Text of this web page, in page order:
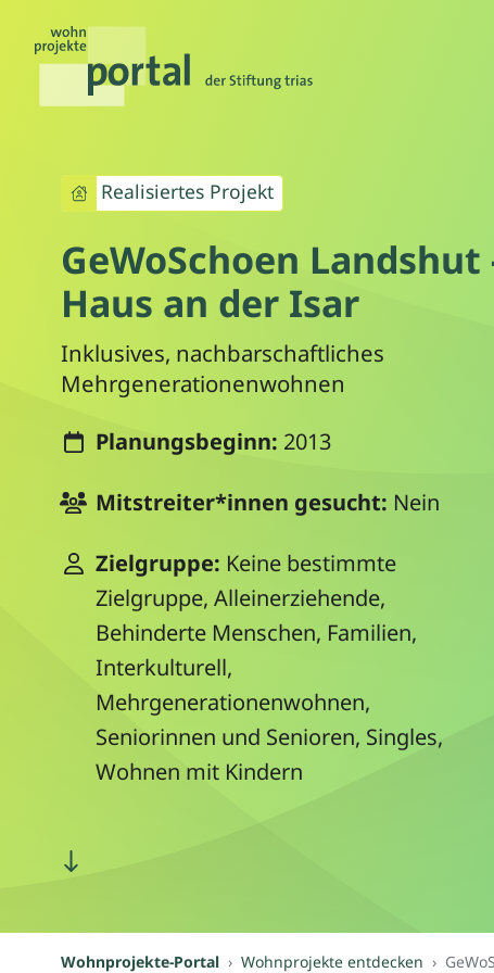
Realisiertes Projekt
GeWoSchoen Landshut
Haus an der Isar
Inklusives, nachbarschaftliches
Mehrgenerationenwohnen
Planungsbeginn: 2013
Mitstreiter*innen gesucht: Nein
Zielgruppe: Keine bestimmte
Zielgruppe, Alleinerziehende,
Behinderte Menschen, Familien,
Interkulturell,
Mehrgenerationenwohnen,
Seniorinnen und Senioren, Singles,
Wohnen mit Kindern
Wohnprojekte-Portal Wohnprojekte entdecken